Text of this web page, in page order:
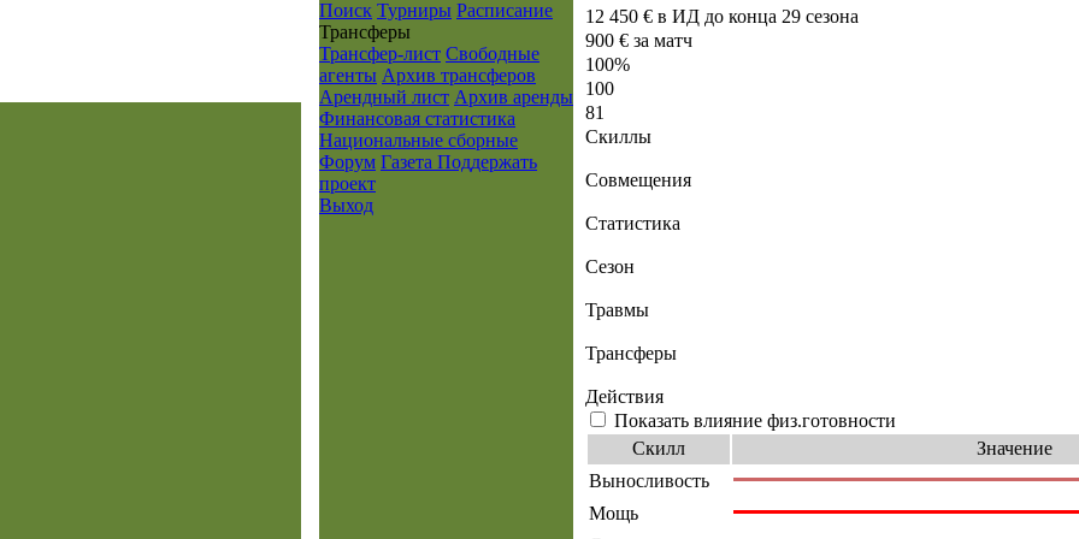
Поиск Турниры Расписание
Транcферы
Трансфер-лист Свободные
агенты Архив трансферов
Арендный лист Архив аренды
Финансовая статистика
Национальные сборные
Форум Газета Поддержать
проект
Выход
12 450 € в ИД до конца 29 сезона
900 € за матч
100%
100
81
Скиллы
Совмещения
Статистика
Сезон
Травмы
Трансферы
Действия
Показать влияние физ.готовности
Скилл
Значение
Выносливость
Мощь